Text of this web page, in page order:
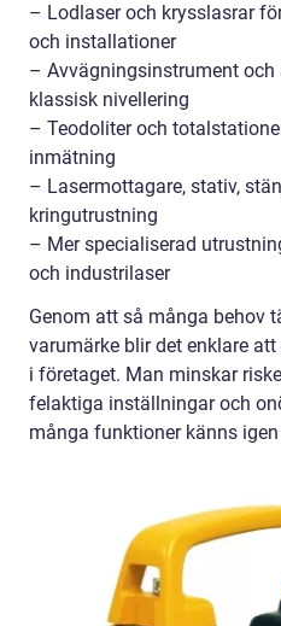
– Lodlaser och krysslasrar
och installationer
– Avvägningsinstrument
klassisk nivellering
– Teodoliter och
inmätning
– Lasermottagare, stativ,
kringutrustning
– Mer specialiserad
och industrilaser
Genom att så många behov
varumärke blir det enklare
i företaget. Man minskar
felaktiga inställningar och
många funktioner känns